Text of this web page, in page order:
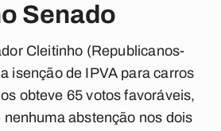
Senado
Cleitinho (Republicanos-
isenção de IPVA para carros
obteve 65 votos favoráveis,
abstenção nos dois